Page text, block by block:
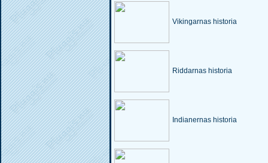
Vikingarnas historia
Riddarnas historia
Indianernas historia